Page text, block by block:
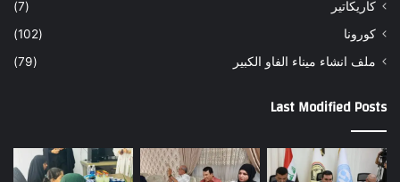
كاريكاتير
(7)
كورونا
(102)
ملف انشاء ميناء الفاو الكبير
(79)
Last Modified Posts